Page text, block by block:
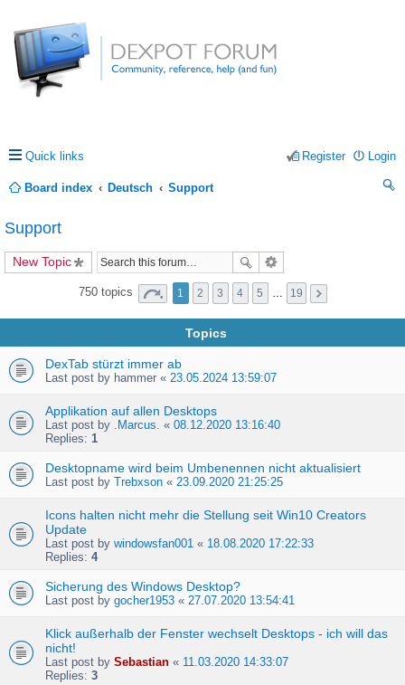
Quick links Login
Register
Board index Deutsch
Support
Support
New Topic
750 topics 1 2 3 4 5 … 19
Topics
DexTab stürzt immer ab
Last post by hammer « 23.05.2024 13:59:07
Applikation auf allen Desktops
Last post by .Marcus. « 08.12.2020 13:16:40
Replies: 1
Desktopname wird beim Umbenennen nicht aktualisiert
Last post by Trebxson « 23.09.2020 21:25:25
Icons halten nicht mehr die Stellung seit Win10 Creators
Update
Last post by windowsfan001 « 18.08.2020 17:22:33
Replies: 4
Sicherung des Windows Desktop?
Last post by gocher1953 « 27.07.2020 13:54:41
Klick außerhalb der Fenster wechselt Desktops - ich will das
nicht!
Last post by Sebastian « 11.03.2020 14:33:07
Replies: 3